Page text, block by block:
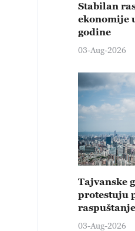
Stabilan
ekonomije
godine
03-Aug-2026
Tajvanske
protestuju
promociju
03-Aug-2026